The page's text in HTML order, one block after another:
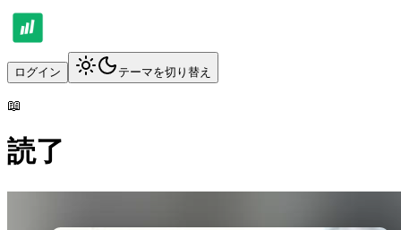
ログイン テーマを切り替え
📖
読了